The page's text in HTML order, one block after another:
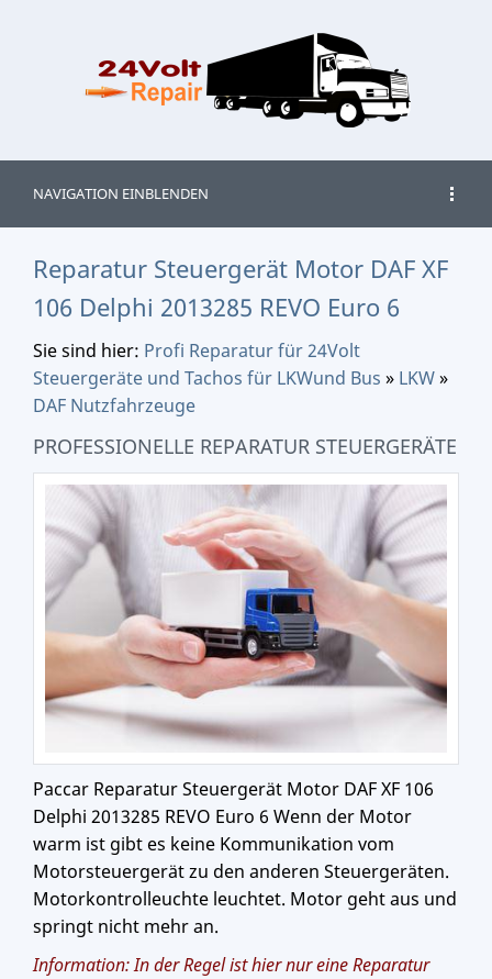
NAVIGATION EINBLENDEN
Reparatur Steuergerät Motor DAF XF
106 Delphi 2013285 REVO Euro 6
Sie sind hier: Profi Reparatur für 24Volt
Steuergeräte und Tachos für LKWund Bus » LKW»
DAF Nutzfahrzeuge
PROFESSIONELLE REPARATUR STEUERGERÄTE
Paccar Reparatur Steuergerät Motor DAF XF 106
Delphi 2013285 REVO Euro 6 Wenn der Motor
warm ist gibt es keine Kommunikation vom
Motorsteuergerät zu den anderen Steuergeräten.
Motorkontrolleuchte leuchtet. Motor geht aus und
springt nicht mehr an.
Information: In der Regel ist hier nur eine Reparatur